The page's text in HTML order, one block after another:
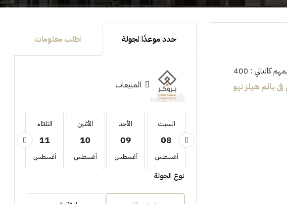
تم تقسيم وتصميم المشروع وفقًا لأحدث الطرازات العالمية حيث أن مساحته 500 فدان أي 2.1 مليون متر مربع تم تقسيمهم كالتالي : 400
180 م فى بالم هيلز نيو
حدد موعدًا لجولة اطلب معلومات
المبيعات
السبت
08
أغسطس
الأحد
09
أغسطس
الأثنين
10
أغسطس
الثلاثاء
11
أغسطس
نوع الجولة